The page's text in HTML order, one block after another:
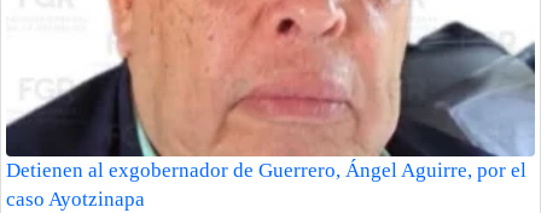
Detienen al exgobernador de Guerrero, Ángel Aguirre, por el
caso Ayotzinapa